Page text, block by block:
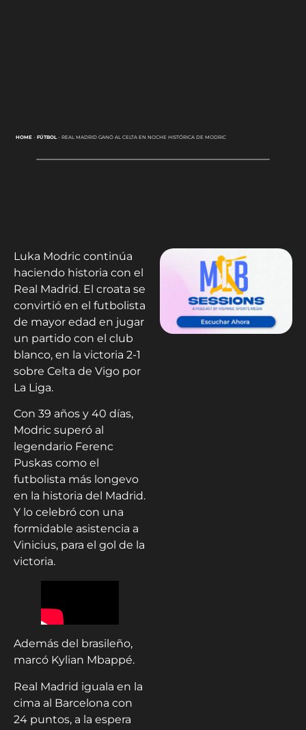
HOME- FÚTBOL- REAL MADRID GANÓ AL CELTA EN NOCHE HISTÓRICA DE MODRIC
Luka Modric continúa
haciendo historia con el
Real Madrid. El croata se
convirtió en el futbolista
de mayor edad en jugar
un partido con el club
blanco, en la victoria 2-1
sobre Celta de Vigo por
La Liga.
Con 39 años y 40 días,
Modric superó al
legendario Ferenc
Puskas como el
futbolista más longevo
en la historia del Madrid.
Y lo celebró con una
formidable asistencia a
Vinicius, para el gol de la
victoria.
Además del brasileño,
marcó Kylian Mbappé.
Real Madrid iguala en la
cima al Barcelona con
24 puntos, a la espera